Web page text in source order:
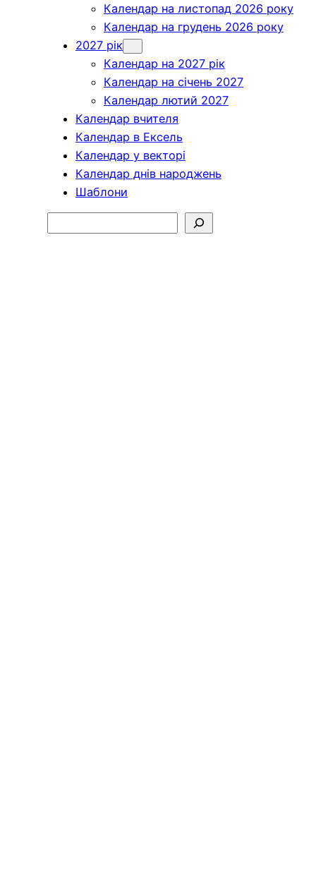
Календар на листопад 2026 року
Календар на грудень 2026 року
2027 рік
Календар на 2027 рік
Календар на січень 2027
Календар лютий 2027
Календар вчителя
Календар в Ексель
Календар у векторі
Календар днів народжень
Шаблони